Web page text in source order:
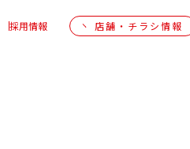
採用情報 店舗・チラシ情報